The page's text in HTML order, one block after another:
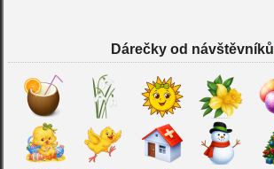
Dárečky od návštěvníků